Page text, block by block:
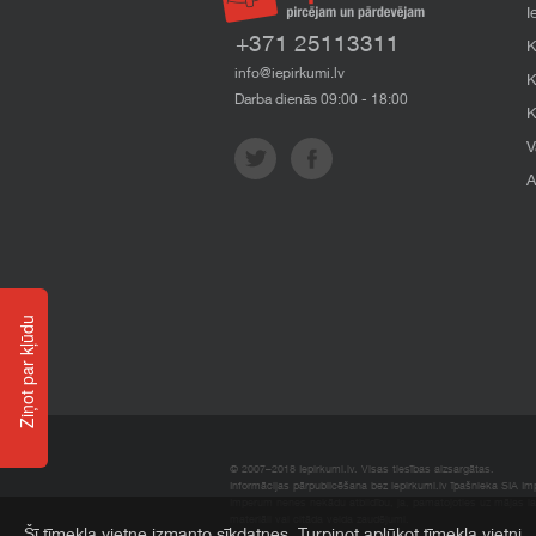
+371 25113311
info@iepirkumi.lv
Darba dienās 09:00 - 18:00
© 2007–2018 Iepirkumi.lv. Visas tiesības aizsargātas.
Informācijas pārpublicēšana bez iepirkumi.lv īpašnieka SIA
Ziņot par kļūdu